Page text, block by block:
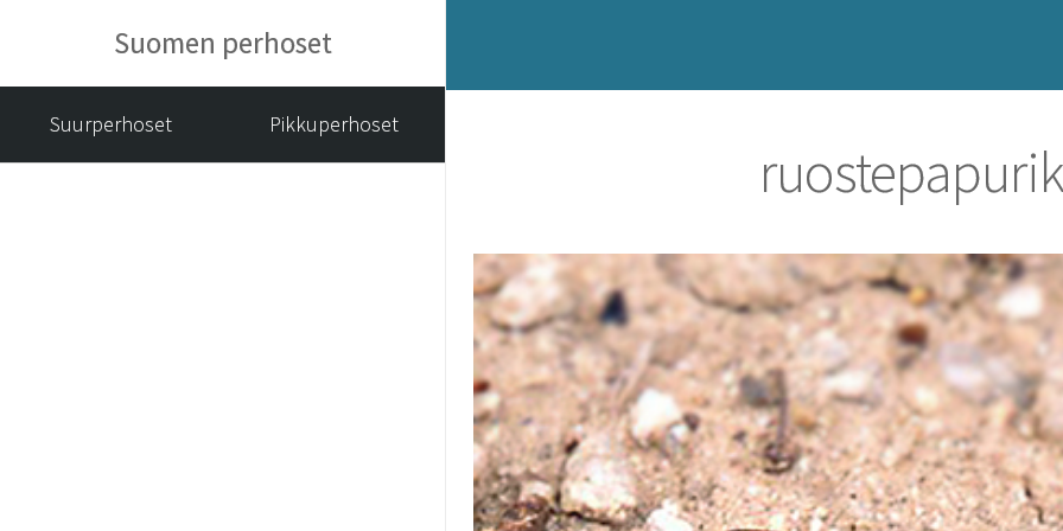
Suomen perhoset
Suurperhoset Pikkuperhoset